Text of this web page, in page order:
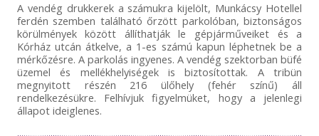
A vendég drukkerek a számukra kijelölt, Munkácsy Hotellel
ferdén szemben található őrzött parkolóban, biztonságos
körülmények között állíthatják le gépjárműveiket és a
Kórház utcán átkelve, a 1-es számú kapun léphetnek be a
mérkőzésre. A parkolás ingyenes. A vendég szektorban büfé
üzemel és mellékhelyiségek is biztosítottak. A tribün
megnyitott részén 216 ülőhely (fehér színű) áll
rendelkezésükre. Felhívjuk figyelmüket, hogy a jelenlegi
állapot ideiglenes.